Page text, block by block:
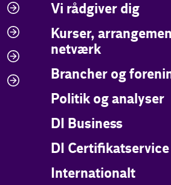
Vi rådgiver dig
Kurser,
netværk
Brancher og
Politik og analyser
DI Business
DI Certifikatservice
Internationalt